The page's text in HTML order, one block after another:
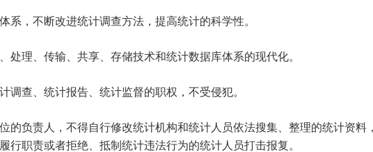
系，不断改进统计调查方法，提高统计的科学性。
理、传输、共享、存储技术和统计数据库体系的现代化。
调查、统计报告、统计监督的职权，不受侵犯。
负责人，不得自行修改统计机构和统计人员依法搜集、整理的统计资料
职责或者拒绝、抵制统计违法行为的统计人员打击报复。